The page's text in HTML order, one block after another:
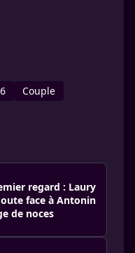
Couple
regard : Laury
face à Antonin
de noces